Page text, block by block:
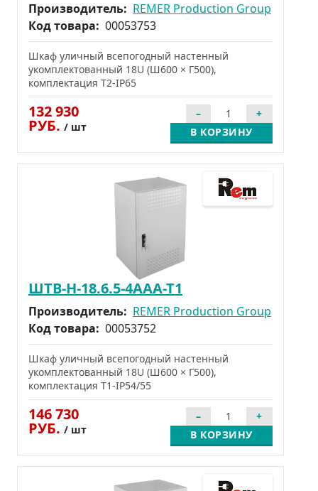
Производитель: REMER Production Group
Код товара: 00053753
Шкаф уличный всепогодный настенный
укомплектованный 18U (Ш600 × Г500),
комплектация Т2-IP65
132 930
РУБ. / шт В КОРЗИНУ
ШТВ-Н-18.6.5-4ААА-Т1
Производитель: REMER Production Group
Код товара: 00053752
Шкаф уличный всепогодный настенный
укомплектованный 18U (Ш600 × Г500),
комплектация Т1-IP54/55
146 730
РУБ. / шт В КОРЗИНУ